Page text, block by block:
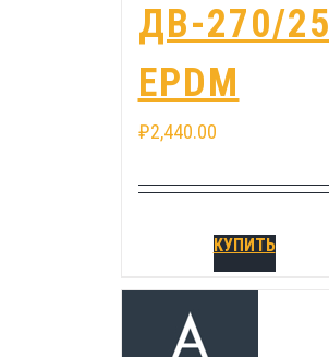
ДВ-270/25
EPDM
₽2,440.00
КУПИТЬ